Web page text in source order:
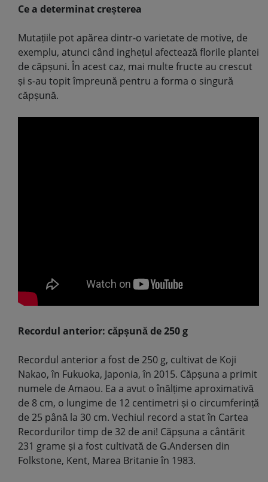
Ce a determinat creșterea
Mutațiile pot apărea dintr-o varietate de motive, de
exemplu, atunci când inghețul afectează florile plantei
de căpșuni. În acest caz, mai multe fructe au crescut
și s-au topit împreună pentru a forma o singură
căpșună.
Recordul anterior: căpșună de 250 g
Recordul anterior a fost de 250 g, cultivat de Koji
Nakao, în Fukuoka, Japonia, în 2015. Căpșuna a primit
numele de Amaou. Ea a avut o înălțime aproximativă
de 8 cm, o lungime de 12 centimetri și o circumferință
de 25 până la 30 cm. Vechiul record a stat în Cartea
Recordurilor timp de 32 de ani! Căpșuna a cântărit
231 grame și a fost cultivată de G.Andersen din
Folkstone, Kent, Marea Britanie în 1983.